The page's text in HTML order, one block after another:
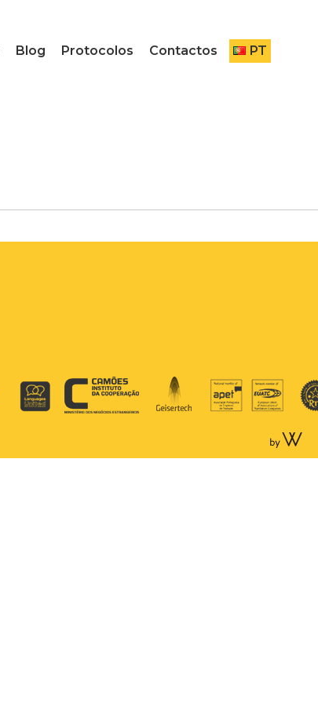
Blog Protocolos Contactos PT